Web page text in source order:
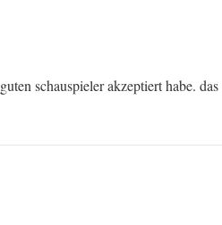
schauspieler akzeptiert habe. das